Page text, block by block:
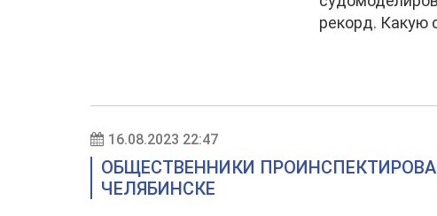
рекорд. Какую
16.08.2023 22:47
ОБЩЕСТВЕННИКИ
ЧЕЛЯБИНСКЕ